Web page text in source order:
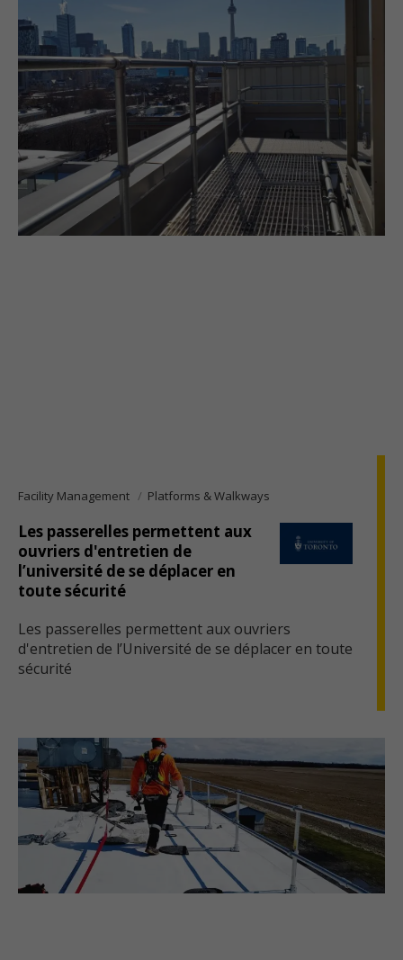
Facility Management Platforms & Walkways
Les passerelles permettent aux
ouvriers d'entretien de
l’université de se déplacer en
toute sécurité
Les passerelles permettent aux ouvriers
d'entretien de l’Université de se déplacer en toute
sécurité